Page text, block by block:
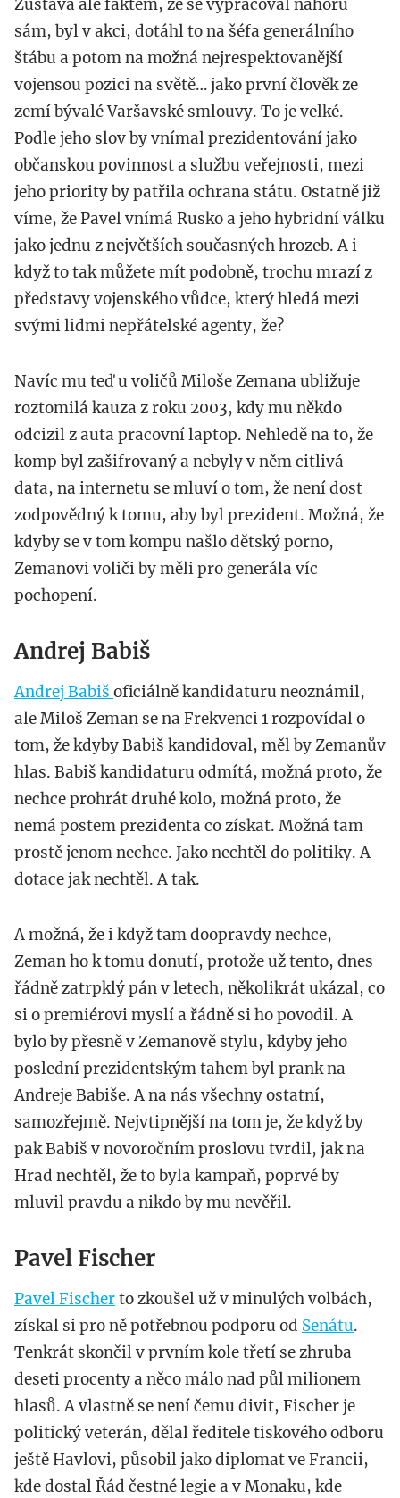
Zůstává ale faktem, že se vypracoval nahoru
sám, byl v akci, dotáhl to na šéfa generálního
štábu a potom na možná nejrespektovanější
vojensou pozici na světě… jako první člověk ze
zemí bývalé Varšavské smlouvy. To je velké.
Podle jeho slov by vnímal prezidentování jako
občanskou povinnost a službu veřejnosti, mezi
jeho priority by patřila ochrana státu. Ostatně již
víme, že Pavel vnímá Rusko a jeho hybridní válku
jako jednu z největších současných hrozeb. A i
když to tak můžete mít podobně, trochu mrazí z
představy vojenského vůdce, který hledá mezi
svými lidmi nepřátelské agenty, že?
Navíc mu teď u voličů Miloše Zemana ubližuje
roztomilá kauza z roku 2003, kdy mu někdo
odcizil z auta pracovní laptop. Nehledě na to, že
komp byl zašifrovaný a nebyly v něm citlivá
data, na internetu se mluví o tom, že není dost
zodpovědný k tomu, aby byl prezident. Možná, že
kdyby se v tom kompu našlo dětský porno,
Zemanovi voliči by měli pro generála víc
pochopení.
Andrej Babiš
Andrej Babiš oficiálně kandidaturu neoznámil,
ale Miloš Zeman se na Frekvenci 1 rozpovídal o
tom, že kdyby Babiš kandidoval, měl by Zemanův
hlas. Babiš kandidaturu odmítá, možná proto, že
nechce prohrát druhé kolo, možná proto, že
nemá postem prezidenta co získat. Možná tam
prostě jenom nechce. Jako nechtěl do politiky. A
dotace jak nechtěl. A tak.
A možná, že i když tam doopravdy nechce,
Zeman ho k tomu donutí, protože už tento, dnes
řádně zatrpklý pán v letech, několikrát ukázal, co
si o premiérovi myslí a řádně si ho povodil. A
bylo by přesně v Zemanově stylu, kdyby jeho
poslední prezidentským tahem byl prank na
Andreje Babiše. A na nás všechny ostatní,
samozřejmě. Nejvtipnější na tom je, že když by
pak Babiš v novoročním proslovu tvrdil, jak na
Hrad nechtěl, že to byla kampaň, poprvé by
mluvil pravdu a nikdo by mu nevěřil.
Pavel Fischer
Pavel Fischerto zkoušel už v minulých volbách,
získal si pro ně potřebnou podporu od Senátu.
Tenkrát skončil v prvním kole třetí se zhruba
deseti procenty a něco málo nad půl milionem
hlasů. A vlastně se není čemu divit, Fischer je
politický veterán, dělal ředitele tiskového odboru
ještě Havlovi, působil jako diplomat ve Francii,
kde dostal Řád čestné legie a v Monaku, kde